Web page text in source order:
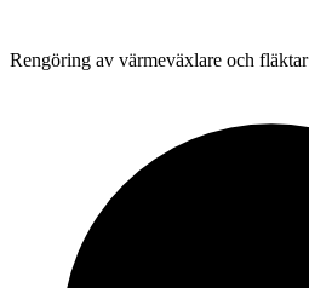
Rengöring av värmeväxlare och fläktar